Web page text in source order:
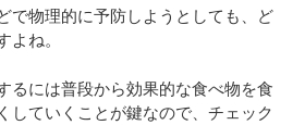
で物理的に予防しようとしても、ど
よね。
るには普段から効果的な食べ物を食
していくことが鍵なので、チェック